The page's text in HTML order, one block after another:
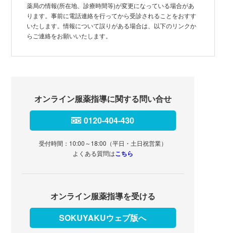
薬局の情報(所在地、診療時間等)が変更になっている場合があ
ります。事前に電話連絡を行ってから受診されることをおすす
いたします。情報について誤りがある場合は、以下のリンクか
らご連絡をお願いいたします。
オンライン服薬指導に関する問い合せ
0120-404-430
受付時間：10:00～18:00（平日・土日祝営業）
よくある質問はこちら
オンライン服薬指導を受ける
SOKUYAKUウェブ版へ